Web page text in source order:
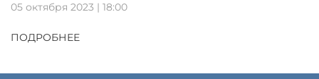
05 октября 2023 | 18:00
ПОДРОБНЕЕ